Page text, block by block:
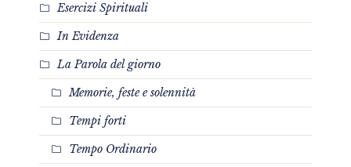
Esercizi Spirituali
In Evidenza
La Parola del giorno
Memorie, feste e solennità
Tempi forti
Tempo Ordinario